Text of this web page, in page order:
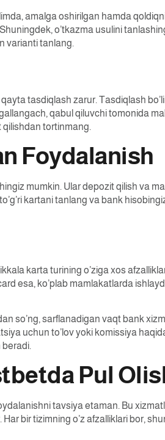
amalga oshirilgan hamda
o’tkazma usulini
varianti tanlang.
tasdiqlash zarur. Tasdiqlash
qabul qiluvchi tomonida
qilishdan tortinmang.
Foydalanish
mumkin. Ular depozit qilish va
kartani tanlang va bank
karta turining o’ziga xos
esa, ko’plab mamlakatlarda
so’ng, sarflanadigan vaqt bank
uchun to’lov yoki komissiya
Pul
tavsiya etaman. Bu
bir tizimning o’z afzalliklari bor,